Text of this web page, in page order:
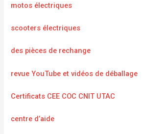
motos électriques
scooters électriques
des pièces de rechange
revue YouTube et vidéos de déballage
Certificats CEE COC CNIT UTAC
centre d’aide